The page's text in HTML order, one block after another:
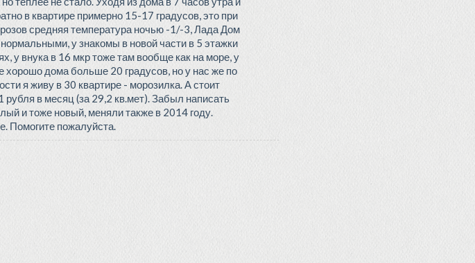
в квартире примерно 15-17 градусов, это при
средняя температура ночью -1/-3, Лада Дом
у знакомы в новой части в 5 этажки
у внука в 16 мкр тоже там вообще как на море, у
хорошо дома больше 20 градусов, но у нас же по
я живу в 30 квартире - морозилка. А стоит
рубля в месяц (за 29,2 кв.мет). Забыл написать
и тоже новый, меняли также в 2014 году.
Помогите пожалуйста.